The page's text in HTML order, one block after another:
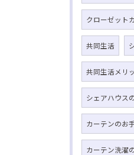
クローゼット
共同生活
共同生活メリ
シェアハウス
カーテンのお
カーテン洗濯